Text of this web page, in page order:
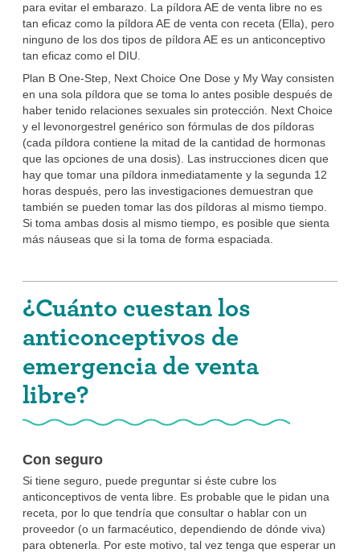
para evitar el embarazo. La píldora AE de venta libre no es
tan eficaz como la píldora AE de venta con receta (Ella), pero
ninguno de los dos tipos de píldora AE es un anticonceptivo
tan eficaz como el DIU.
Plan B One-Step, Next Choice One Dose y My Way consisten
en una sola píldora que se toma lo antes posible después de
haber tenido relaciones sexuales sin protección. Next Choice
y el levonorgestrel genérico son fórmulas de dos píldoras
(cada píldora contiene la mitad de la cantidad de hormonas
que las opciones de una dosis). Las instrucciones dicen que
hay que tomar una píldora inmediatamente y la segunda 12
horas después, pero las investigaciones demuestran que
también se pueden tomar las dos píldoras al mismo tiempo.
Si toma ambas dosis al mismo tiempo, es posible que sienta
más náuseas que si la toma de forma espaciada.
¿Cuánto cuestan los
anticonceptivos de
emergencia de venta
libre?
Con seguro
Si tiene seguro, puede preguntar si éste cubre los
anticonceptivos de venta libre. Es probable que le pidan una
receta, por lo que tendría que consultar o hablar con un
proveedor (o un farmacéutico, dependiendo de dónde viva)
para obtenerla. Por este motivo, tal vez tenga que esperar un